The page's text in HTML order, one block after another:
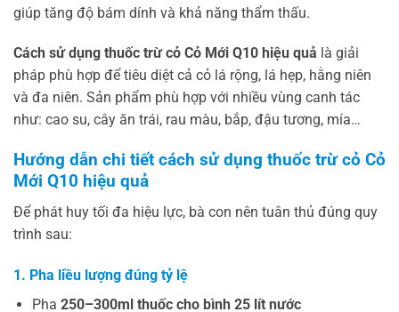
giúp tăng độ bám dính và khả năng thẩm thấu.
Cách sử dụng thuốc trừ cỏ Cỏ Mới Q10 hiệu quả là giải
pháp phù hợp để tiêu diệt cả cỏ lá rộng, lá hẹp, hằng niên
và đa niên. Sản phẩm phù hợp với nhiều vùng canh tác
như: cao su, cây ăn trái, rau màu, bắp, đậu tương, mía…
Hướng dẫn chi tiết cách sử dụng thuốc trừ cỏ Cỏ
Mới Q10 hiệu quả
Để phát huy tối đa hiệu lực, bà con nên tuân thủ đúng quy
trình sau:
1. Pha liều lượng đúng tỷ lệ
Pha 250–300ml thuốc cho bình 25 lít nước